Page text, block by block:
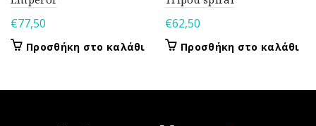
€77,50
Προσθήκη στο καλάθι
€62,50
Προσθήκη στο καλάθι